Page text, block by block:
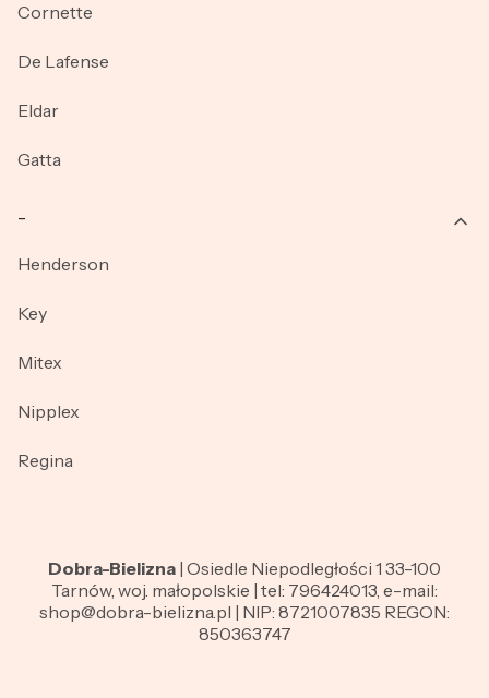
Cornette
De Lafense
Eldar
Gatta
Henderson
Key
Mitex
Nipplex
Regina
Dobra-Bielizna | Osiedle Niepodległości 1 33-100
Tarnów, woj. małopolskie | tel: 796424013, e-mail:
shop@dobra-bielizna.pl | NIP: 8721007835 REGON:
850363747